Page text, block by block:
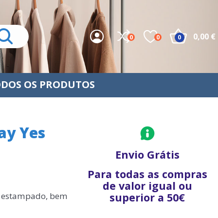
0 0 0,00 €
0
OS PRODUTOS
Yes
bem
Envio Grátis
Para todas as compras
de valor igual ou
superior a 50€